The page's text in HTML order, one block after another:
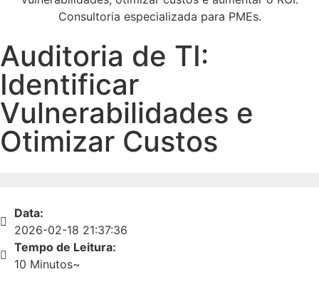
Auditoria de TI:
Identificar
Vulnerabilidades e
Otimizar Custos
Data:
2026-02-18 21:37:36
Tempo de Leitura:
10 Minutos~